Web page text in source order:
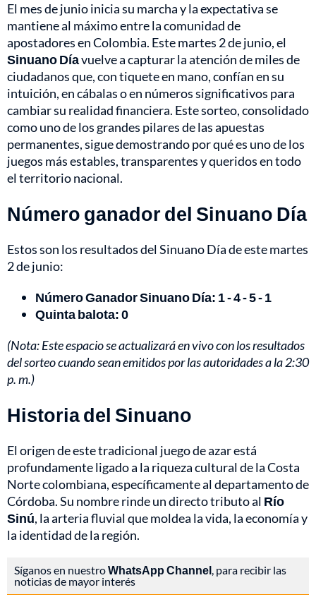
El mes de junio inicia su marcha y la expectativa se
mantiene al máximo entre la comunidad de
apostadores en Colombia. Este martes 2 de junio, el
Sinuano Díavuelve a capturar la atención de miles de
ciudadanos que, con tiquete en mano, confían en su
intuición, en cábalas o en números significativos para
cambiar su realidad financiera. Este sorteo, consolidado
como uno de los grandes pilares de las apuestas
permanentes, sigue demostrando por qué es uno de los
juegos más estables, transparentes y queridos en todo
el territorio nacional.
Número ganador del Sinuano Día
Estos son los resultados del Sinuano Día de este martes
2 de junio:
Número Ganador Sinuano Día: 1 - 4 - 5 - 1
Quinta balota: 0
(Nota: Este espacio se actualizará en vivo con los resultados
del sorteo cuando sean emitidos por las autoridades a la 2:30
p. m.)
Historia del Sinuano
El origen de este tradicional juego de azar está
profundamente ligado a la riqueza cultural de la Costa
Norte colombiana, específicamente al departamento de
Córdoba. Su nombre rinde un directo tributo al Río
Sinú, la arteria fluvial que moldea la vida, la economía y
la identidad de la región.
Síganos en nuestroWhatsApp Channel, para recibir las
noticias de mayor interés